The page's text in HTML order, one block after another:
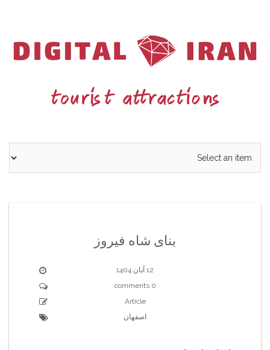
بنای شاه فیروز
12 آبان 1404
0 comments
Article
اصفهان